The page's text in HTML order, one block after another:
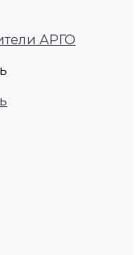
АРГО